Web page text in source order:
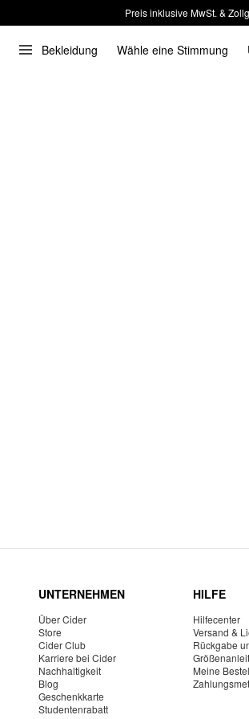
Preis inklusive MwSt. &
Bekleidung Wähle eine Stimmung
UNTERNEHMEN
Über Cider
Store
Cider Club
Karriere bei Cider
Nachhaltigkeit
Blog
Geschenkkarte
Studentenrabatt
HILFE
Hilfecenter
Versand &
Rückgabe
Meine